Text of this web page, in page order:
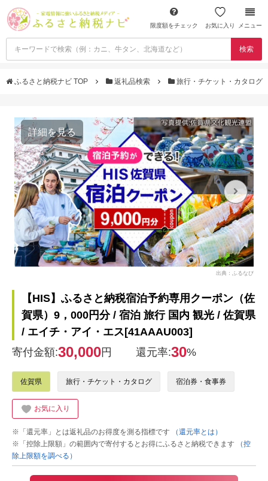
限度額をチェック お気に入り メニュー
検索
ふるさと納税ナビ TOP 返礼品検索 旅行・チケット・カタログ
詳細を見る
出典：ふるなび
【HIS】ふるさと納税宿泊予約専用クーポン（佐
賀県）9，000円分 / 宿泊 旅行 国内 観光 / 佐賀県
/ エイチ・アイ・エス[41AAAU003]
寄付金額:30,000円 還元率:30%
佐賀県 旅行・チケット・カタログ 宿泊券・食事券
お気に入り
※「還元率」とは返礼品のお得度を測る指標です
（還元率とは）
※「控除上限額」の範囲内で寄付するとお得にふるさと納税できます
（控
除上限額を調べる）